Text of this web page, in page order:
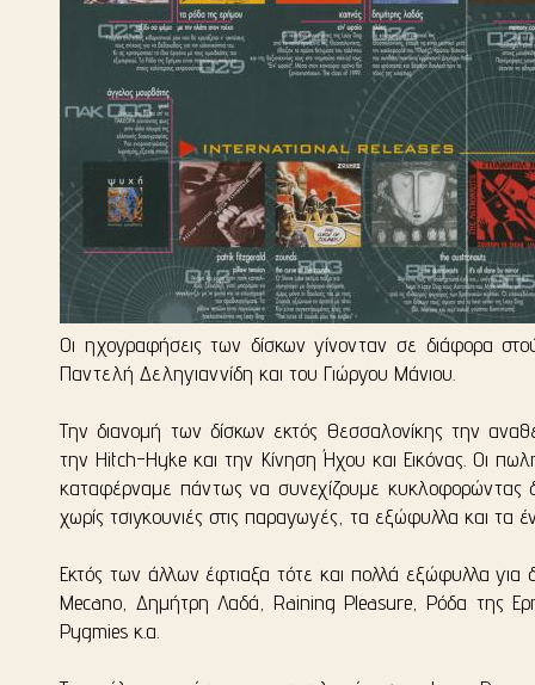
Οι ηχογραφήσεις των δίσκων γίνονταν σε διάφορα
Παντελή Δεληγιαννίδη και του Γιώργου Μάνιου.
Την διανομή των δίσκων εκτός Θεσσαλονίκης την
την Hitch-Hyke και την Κίνηση Ήχου και Εικόνας. Οι
καταφέρναμε πάντως να συνεχίζουμε
χωρίς τσιγκουνιές στις παραγωγές, τα εξώφυλλα και τα
Εκτός των άλλων έφτιαξα τότε και πολλά εξώφυλλα
Mecano, Δημήτρη Λαδά, Raining Pleasure, Ρόδα της
Pygmies κ.α.